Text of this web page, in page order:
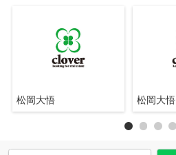
松岡大悟 松岡大悟